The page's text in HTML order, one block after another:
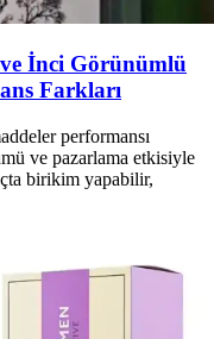
İnci Görünümlü
Farkları
performansı
ve pazarlama etkisiyle
birikim yapabilir,